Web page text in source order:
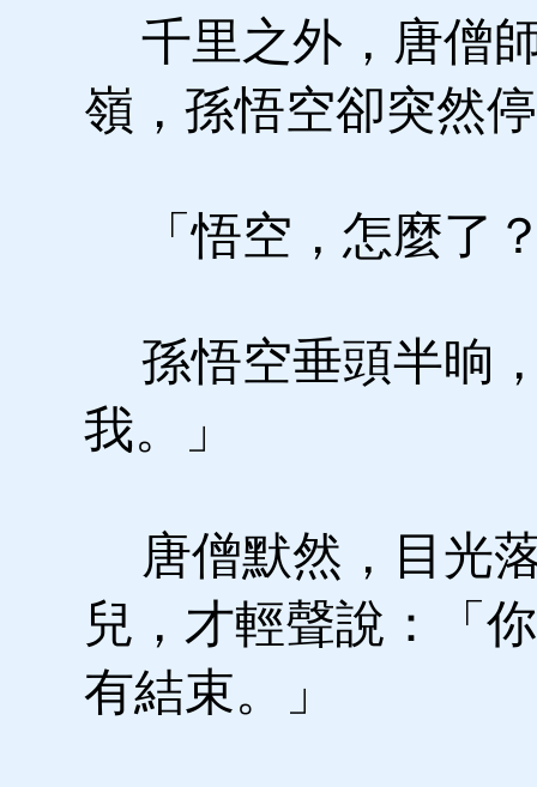
千里之外，唐僧
嶺，孫悟空卻突然
「悟空，怎麼了
孫悟空垂頭半晌
我。」
唐僧默然，目光
兒，才輕聲說：「
有結束。」